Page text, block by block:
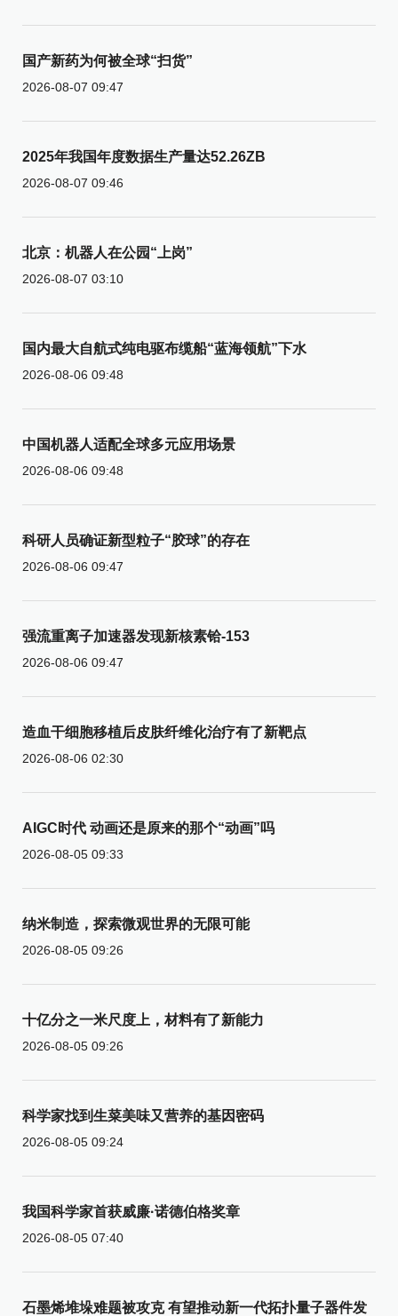
国产新药为何被全球“扫货”
2026-08-07 09:47
2025年我国年度数据生产量达52.26ZB
2026-08-07 09:46
北京：机器人在公园“上岗”
2026-08-07 03:10
国内最大自航式纯电驱布缆船“蓝海领航”下水
2026-08-06 09:48
中国机器人适配全球多元应用场景
2026-08-06 09:48
科研人员确证新型粒子“胶球”的存在
2026-08-06 09:47
强流重离子加速器发现新核素铪-153
2026-08-06 09:47
造血干细胞移植后皮肤纤维化治疗有了新靶点
2026-08-06 02:30
AIGC时代 动画还是原来的那个“动画”吗
2026-08-05 09:33
纳米制造，探索微观世界的无限可能
2026-08-05 09:26
十亿分之一米尺度上，材料有了新能力
2026-08-05 09:26
科学家找到生菜美味又营养的基因密码
2026-08-05 09:24
我国科学家首获威廉·诺德伯格奖章
2026-08-05 07:40
石墨烯堆垛难题被攻克 有望推动新一代拓扑量子器件发